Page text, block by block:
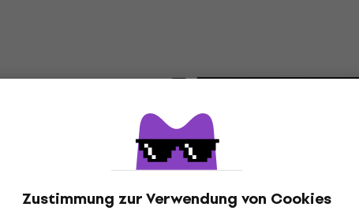
Zustimmung zur Verwendung von Cookies
Harmonika-
Schutzhülle (Wie neu)
Harmonika-Schutzhülle
€ 33,50